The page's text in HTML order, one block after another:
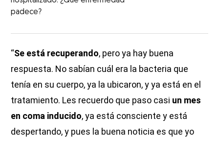
padece?
“Se está recuperando, pero ya hay buena
respuesta. No sabían cuál era la bacteria que
tenía en su cuerpo, ya la ubicaron, y ya está en el
tratamiento. Les recuerdo que paso casi un mes
en coma inducido, ya está consciente y está
despertando, y pues la buena noticia es que yo